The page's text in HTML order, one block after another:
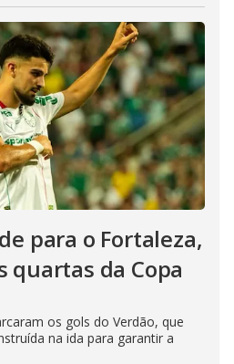
para o Fortaleza,
quartas da Copa
os gols do Verdão, que
na ida para garantir a